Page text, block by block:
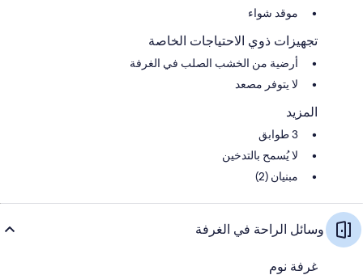
موقد شواء
تجهيزات ذوي الاحتياجات الخاصة
أرضية من الخشب الصلب في الغرفة
لا يتوفر مصعد
المزيد
3 طوابق
لا يُسمح بالتدخين
مبنيان (2)
وسائل الراحة في الغرفة
غرفة نوم